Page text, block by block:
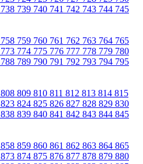
738 739 740 741 742 743 744 745
758 759 760 761 762 763 764 765
773 774 775 776 777 778 779 780
788 789 790 791 792 793 794 795
808 809 810 811 812 813 814 815
823 824 825 826 827 828 829 830
838 839 840 841 842 843 844 845
858 859 860 861 862 863 864 865
873 874 875 876 877 878 879 880